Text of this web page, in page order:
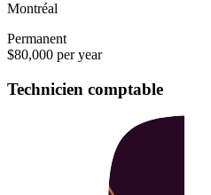
Montréal
Permanent
$80,000 per year
Technicien comptable